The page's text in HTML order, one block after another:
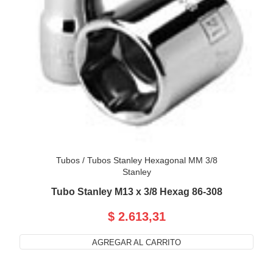
Tubos/ Tubos Stanley Hexagonal MM 3/8
Stanley
Tubo Stanley M13 x 3/8 Hexag 86-308
$ 2.613,31
AGREGAR AL CARRITO